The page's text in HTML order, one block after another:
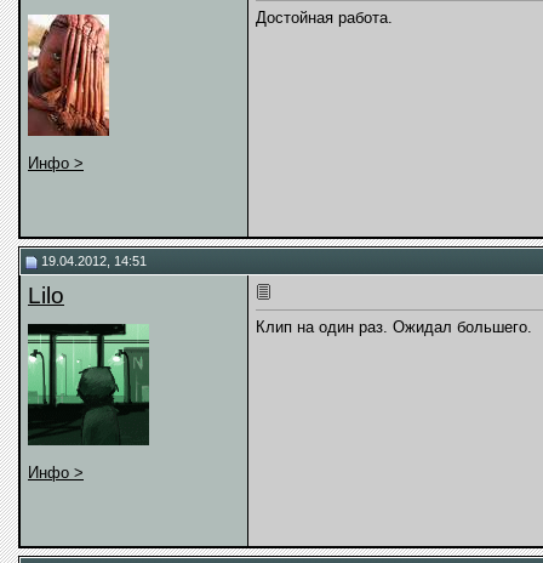
Инфо >
Достойная работа.
19.04.2012, 14:51
Lilo
Инфо >
Клип на один раз. Ожидал большего.